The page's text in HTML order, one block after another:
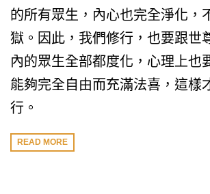
的所有眾生，內心也完全淨化，
獄。因此，我們修行，也要跟世
內的眾生全部都度化，心理上也
能夠完全自由而充滿法喜，這樣
行。
READ MORE